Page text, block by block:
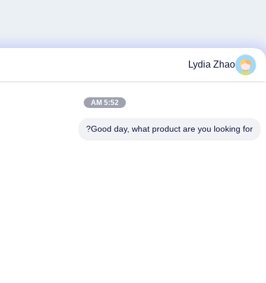
Good day, what product are